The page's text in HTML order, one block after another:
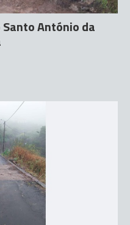
António da